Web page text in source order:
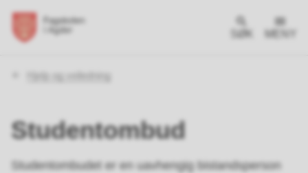
SØK MENY
Hjelp og veiledning
Studentombud
Studentombudet er en uavhengig bistandsperson